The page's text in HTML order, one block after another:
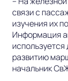
связи с
изучения их
Информация
развитию
начальник